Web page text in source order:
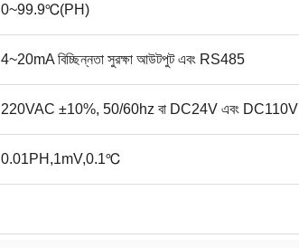
0~99.9℃(PH)
4~20mA বিচ্ছিন্নতা সুরক্ষা আউটপুট এবং RS485
220VAC ±10%, 50/60hz বা DC24V এবং DC110V
0.01PH,1mV,0.1℃